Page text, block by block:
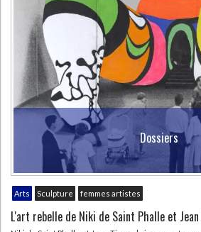
Dossiers
Arts Sculpture femmes artistes
L'art rebelle de Niki de Saint Phalle et